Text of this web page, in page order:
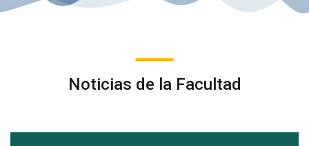
Noticias de la Facultad